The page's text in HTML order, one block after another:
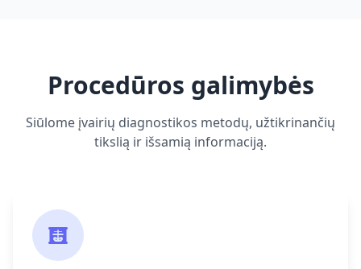
Procedūros galimybės
Siūlome įvairių diagnostikos metodų, užtikrinančių
tikslią ir išsamią informaciją.